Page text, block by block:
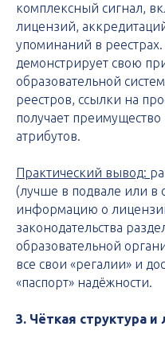
комплексный сигнал,
лицензий,
упоминаний в
демонстрирует свою
образовательной
реестров, ссылки на
получает
атрибутов.
Практический вывод:
(лучше в подвале или в
информацию о
законодательства
образовательной
все свои «регалии» и
«паспорт» надёжности.
3. Чёткая структура и